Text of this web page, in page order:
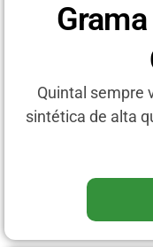
Quintal sempre
sintética de alta